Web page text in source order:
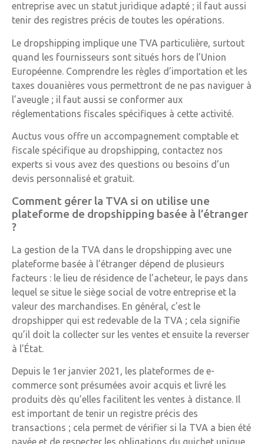
entreprise avec un statut juridique adapté ; il faut aussi
tenir des registres précis de toutes les opérations.
Le dropshipping implique une TVA particulière, surtout
quand les fournisseurs sont situés hors de l’Union
Européenne. Comprendre les règles d’importation et les
taxes douanières vous permettront de ne pas naviguer à
l’aveugle ; il faut aussi se conformer aux
réglementations fiscales spécifiques à cette activité.
Auctus vous offre un accompagnement comptable et
fiscale spécifique au dropshipping, contactez nos
experts si vous avez des questions ou besoins d’un
devis personnalisé et gratuit.
Comment gérer la TVA si on utilise une
plateforme de dropshipping basée à l’étranger
?
La gestion de la TVA dans le dropshipping avec une
plateforme basée à l’étranger dépend de plusieurs
facteurs : le lieu de résidence de l’acheteur, le pays dans
lequel se situe le siège social de votre entreprise et la
valeur des marchandises. En général, c’est le
dropshipper qui est redevable de la TVA ; cela signifie
qu’il doit la collecter sur les ventes et ensuite la reverser
à l’État.
Depuis le 1er janvier 2021, les plateformes de e-
commerce sont présumées avoir acquis et livré les
produits dès qu’elles facilitent les ventes à distance. Il
est important de tenir un registre précis des
transactions ; cela permet de vérifier si la TVA a bien été
payée et de respecter les obligations du guichet unique